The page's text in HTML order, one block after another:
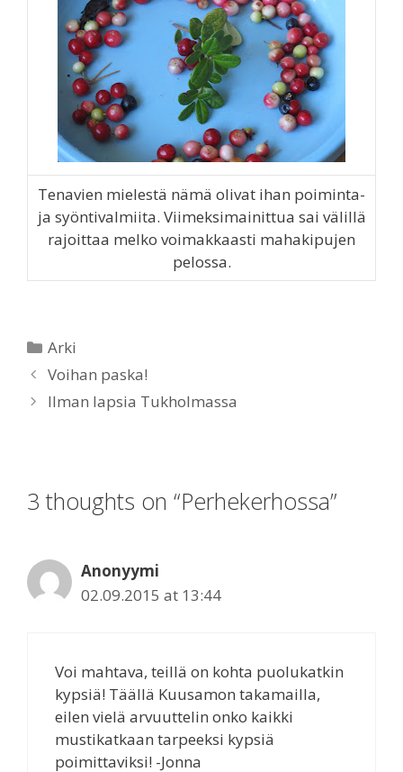
Tenavien mielestä nämä olivat ihan poiminta-
ja syöntivalmiita. Viimeksimainittua sai välillä
rajoittaa melko voimakkaasti mahakipujen
pelossa.
Categories
Arki
Voihan paska!
Ilman lapsia Tukholmassa
3 thoughts on “Perhekerhossa”
Anonyymi
02.09.2015 at 13:44
Voi mahtava, teillä on kohta puolukatkin
kypsiä! Täällä Kuusamon takamailla,
eilen vielä arvuuttelin onko kaikki
mustikatkaan tarpeeksi kypsiä
poimittaviksi! -Jonna